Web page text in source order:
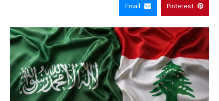
Pinterest
Email